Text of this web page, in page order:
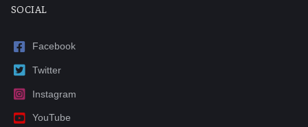
SOCIAL
Facebook
Twitter
Instagram
YouTube